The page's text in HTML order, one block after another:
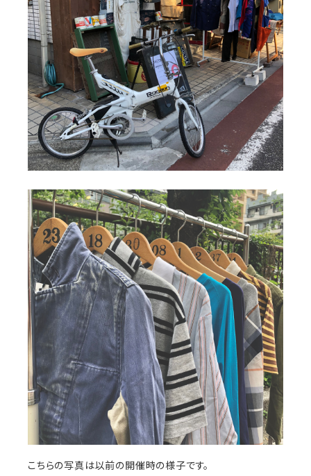
こちらの写真は以前の開催時の様子です。